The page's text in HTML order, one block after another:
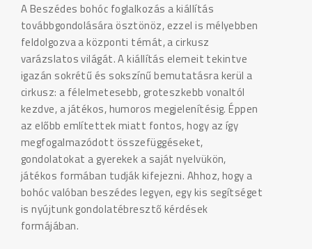
A Beszédes bohóc foglalkozás a kiállítás
továbbgondolására ösztönöz, ezzel is mélyebben
feldolgozva a központi témát, a cirkusz
varázslatos világát. A kiállítás elemeit tekintve
igazán sokrétű és sokszínű bemutatásra kerül a
cirkusz: a félelmetesebb, groteszkebb vonaltól
kezdve, a játékos, humoros megjelenítésig. Éppen
az előbb említettek miatt fontos, hogy az így
megfogalmazódott összefüggéseket,
gondolatokat a gyerekek a saját nyelvükön,
játékos formában tudják kifejezni. Ahhoz, hogy a
bohóc valóban beszédes legyen, egy kis segítséget
is nyújtunk gondolatébresztő kérdések
formájában.